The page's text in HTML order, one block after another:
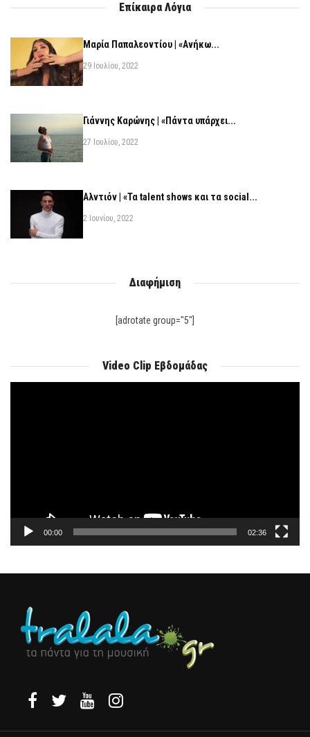
Επίκαιρα Λόγια
Μαρία Παπαλεοντίου | «Ανήκω...
29 Ιουλίου, 2022
Γιάννης Καρώνης | «Πάντα υπάρχει...
27 Ιουλίου, 2022
Αλντιόν | «Τα talent shows και τα social...
2 Ιουνίου, 2022
Διαφήμιση
[adrotate group="5"]
Video Clip Εβδομάδας
00:00 02:36